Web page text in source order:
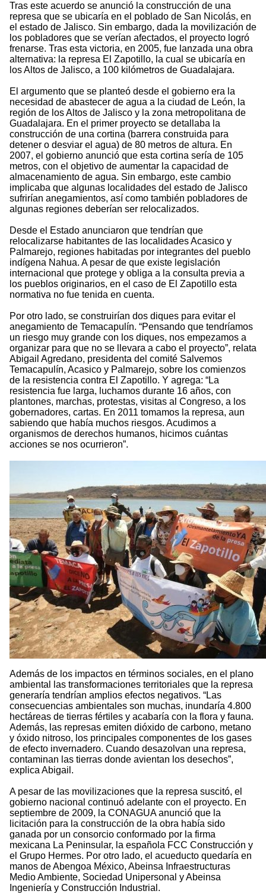
Tras este acuerdo se anunció la construcción de una
represa que se ubicaría en el poblado de San Nicolás, en
el estado de Jalisco. Sin embargo, dada la movilización de
los pobladores que se verían afectados, el proyecto logró
frenarse. Tras esta victoria, en 2005, fue lanzada una obra
alternativa: la represa El Zapotillo, la cual se ubicaría en
los Altos de Jalisco, a 100 kilómetros de Guadalajara.
El argumento que se planteó desde el gobierno era la
necesidad de abastecer de agua a la ciudad de León, la
región de los Altos de Jalisco y la zona metropolitana de
Guadalajara. En el primer proyecto se detallaba la
construcción de una cortina (barrera construida para
detener o desviar el agua) de 80 metros de altura. En
2007, el gobierno anunció que esta cortina sería de 105
metros, con el objetivo de aumentar la capacidad de
almacenamiento de agua. Sin embargo, este cambio
implicaba que algunas localidades del estado de Jalisco
sufrirían anegamientos, así como también pobladores de
algunas regiones deberían ser relocalizados.
Desde el Estado anunciaron que tendrían que
relocalizarse habitantes de las localidades Acasico y
Palmarejo, regiones habitadas por integrantes del pueblo
indígena Nahua. A pesar de que existe legislación
internacional que protege y obliga a la consulta previa a
los pueblos originarios, en el caso de El Zapotillo esta
normativa no fue tenida en cuenta.
Por otro lado, se construirían dos diques para evitar el
anegamiento de Temacapulín. “Pensando que tendríamos
un riesgo muy grande con los diques, nos empezamos a
organizar para que no se llevara a cabo el proyecto”, relata
Abigail Agredano, presidenta del comité Salvemos
Temacapulín, Acasico y Palmarejo, sobre los comienzos
de la resistencia contra El Zapotillo. Y agrega: “La
resistencia fue larga, luchamos durante 16 años, con
plantones, marchas, protestas, visitas al Congreso, a los
gobernadores, cartas. En 2011 tomamos la represa, aun
sabiendo que había muchos riesgos. Acudimos a
organismos de derechos humanos, hicimos cuántas
acciones se nos ocurrieron”.
Además de los impactos en términos sociales, en el plano
ambiental las transformaciones territoriales que la represa
generaría tendrían amplios efectos negativos. “Las
consecuencias ambientales son muchas, inundaría 4.800
hectáreas de tierras fértiles y acabaría con la flora y fauna.
Además, las represas emiten dióxido de carbono, metano
y óxido nitroso, los principales componentes de los gases
de efecto invernadero. Cuando desazolvan una represa,
contaminan las tierras donde avientan los desechos”,
explica Abigail.
A pesar de las movilizaciones que la represa suscitó, el
gobierno nacional continuó adelante con el proyecto. En
septiembre de 2009, la CONAGUA anunció que la
licitación para la construcción de la obra había sido
ganada por un consorcio conformado por la firma
mexicana La Peninsular, la española FCC Construcción y
el Grupo Hermes. Por otro lado, el acueducto quedaría en
manos de Abengoa México, Abeinsa Infraestructuras
Medio Ambiente, Sociedad Unipersonal y Abeinsa
Ingeniería y Construcción Industrial.